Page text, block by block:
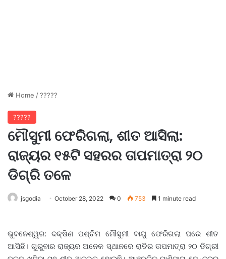
Home /?????
?????
ମୌସୁମୀ ଫେରିଗଲା, ଶୀତ ଆସିଲା:
ରାଜ୍ୟର ୧୫ଟି ସହରର ତାପମାତ୍ରା ୨୦
ଡିଗ୍ରି ତଳେ
jsgodia October 28, 2022 0 753 1 minute read
ଭୁବନେଶ୍ୱର: ଦକ୍ଷିଣ ପଶ୍ଚିମ ମୌସୁମୀ ବାୟୁ ଫେରିଗଲା ପରେ ଶୀତ
ଆସିଛି। ଗୁରୁବାର ରାଜ୍ୟର ଅନେକ ସ୍ଥାନରେ ରାତିର ତାପମାତ୍ରା ୨୦ ଡିଗ୍ରୀ